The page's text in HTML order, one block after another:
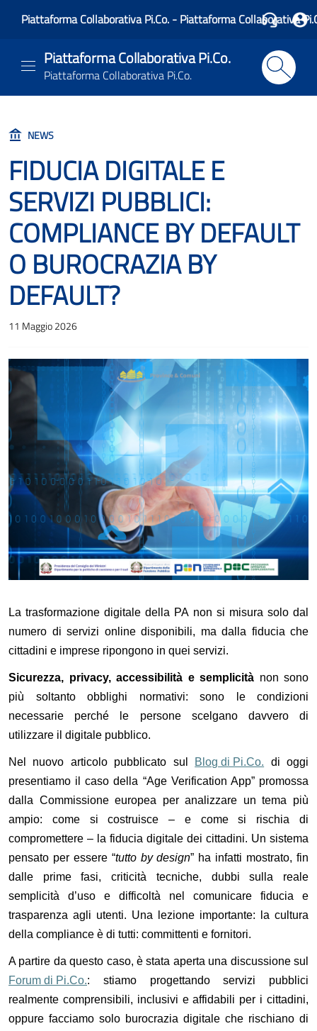
Piattaforma Collaborativa Pi.Co. - Piattaforma Collaborativa
Piattaforma Collaborativa Pi.Co.
Piattaforma Collaborativa Pi.Co.
NEWS
FIDUCIA DIGITALE E
SERVIZI PUBBLICI:
COMPLIANCE BY DEFAULT
O BUROCRAZIA BY
DEFAULT?
11 Maggio 2026
La trasformazione digitale della PA non si misura solo dal
numero di servizi online disponibili, ma dalla fiducia che
cittadini e imprese ripongono in quei servizi.
Sicurezza, privacy, accessibilità e semplicità non sono
più soltanto obblighi normativi: sono le condizioni
necessarie perché le persone scelgano davvero di
utilizzare il digitale pubblico.
Nel nuovo articolo pubblicato sul Blog di Pi.Co. di oggi
presentiamo il caso della “Age Verification App” promossa
dalla Commissione europea per analizzare un tema più
ampio: come si costruisce – e come si rischia di
compromettere – la fiducia digitale dei cittadini. Un sistema
pensato per essere “tutto by design” ha infatti mostrato, fin
dalle prime fasi, criticità tecniche, dubbi sulla reale
semplicità d’uso e difficoltà nel comunicare fiducia e
trasparenza agli utenti. Una lezione importante: la cultura
della compliance è di tutti: committenti e fornitori.
A partire da questo caso, è stata aperta una discussione sul
Forum di Pi.Co.: stiamo progettando servizi pubblici
realmente comprensibili, inclusivi e affidabili per i cittadini,
oppure facciamo solo burocrazia digitale che rischiano di